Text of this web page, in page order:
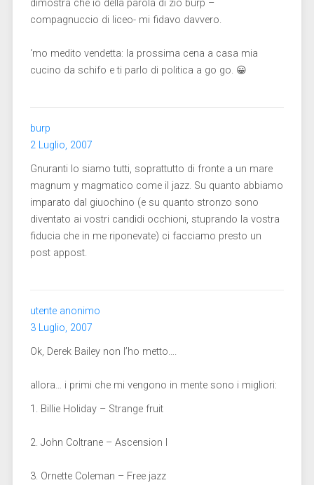
dimostra che io della parola di zio burp –
compagnuccio di liceo- mi fidavo davvero.
‘mo medito vendetta: la prossima cena a casa mia
cucino da schifo e ti parlo di politica a go go. 😀
burp
2 Luglio, 2007
Gnuranti lo siamo tutti, soprattutto di fronte a un mare
magnum y magmatico come il jazz. Su quanto abbiamo
imparato dal giuochino (e su quanto stronzo sono
diventato ai vostri candidi occhioni, stuprando la vostra
fiducia che in me riponevate) ci facciamo presto un
post appost.
utente anonimo
3 Luglio, 2007
Ok, Derek Bailey non l’ho metto….
allora… i primi che mi vengono in mente sono i migliori:
1. Billie Holiday – Strange fruit
2. John Coltrane – Ascension I
3. Ornette Coleman – Free jazz